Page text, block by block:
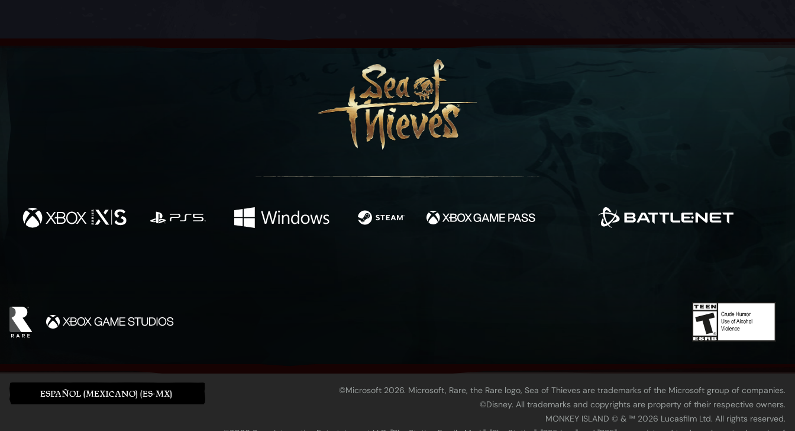
ESPAÑOL (MEXICANO) (ES-MX)
©Microsoft 2026. Microsoft, Rare, the Rare logo, Sea of Thieves are trademarks of the Microsoft group of companies.
©Disney. All trademarks and copyrights are property of their respective owners.
MONKEY ISLAND © & ™ 20‍26 Lucasfilm Ltd. All rights reserved.